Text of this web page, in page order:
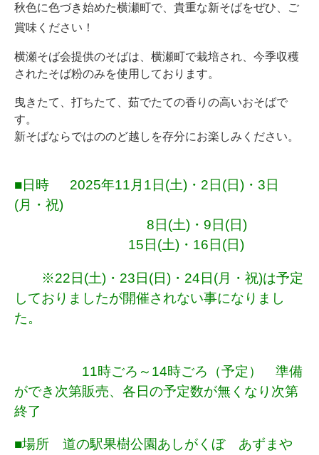
秋色に色づき始めた横瀬町で、貴重な新そばをぜひ、ご
賞味ください！
横瀬そば会提供のそばは、横瀬町で栽培され、今季収穫
されたそば粉のみを使用しております。
曳きたて、打ちたて、茹でたての香りの高いおそばで
す。
新そばならではののど越しを存分にお楽しみください。
■日時 2025年11月1日(土)・2日(日)・3日
(月・祝)
8日(土)・9日(日)
15日(土)・16日(日)
※22日(土)・23日(日)・24日(月・祝)は予定
しておりましたが開催されない事になりまし
た。
11時ごろ～14時ごろ（予定） 準備
ができ次第販売、各日の予定数が無くなり次第
終了
■場所 道の駅果樹公園あしがくぼ あずまや